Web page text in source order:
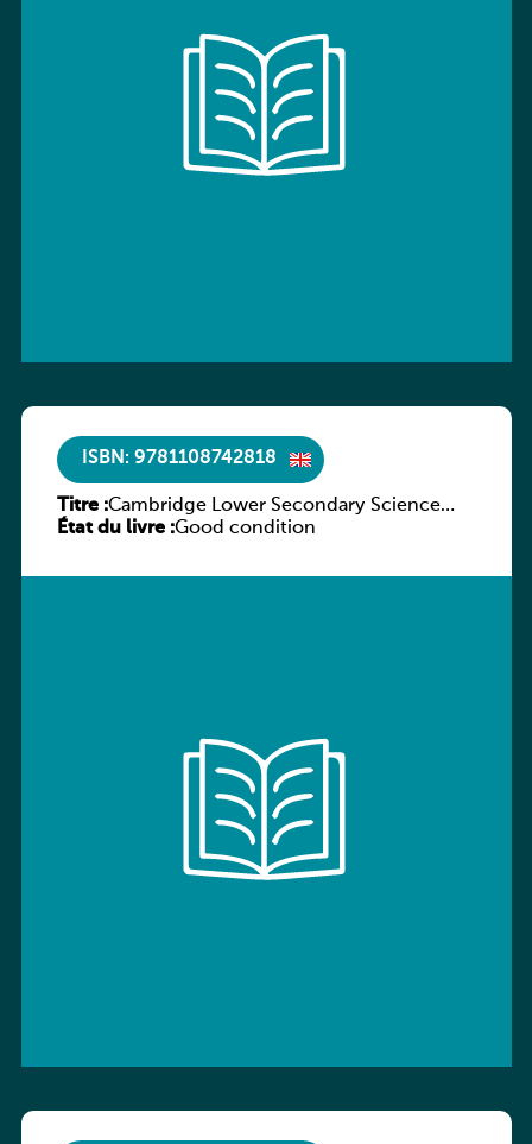
ISBN: 9781108742818
Titre :Cambridge Lower Secondary Science
Workbook with Digital Access Stage 7
État du livre :Good condition